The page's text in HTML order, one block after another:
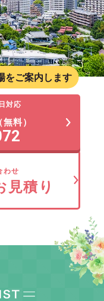
をご案内します
対応
料）
わせ
見積り